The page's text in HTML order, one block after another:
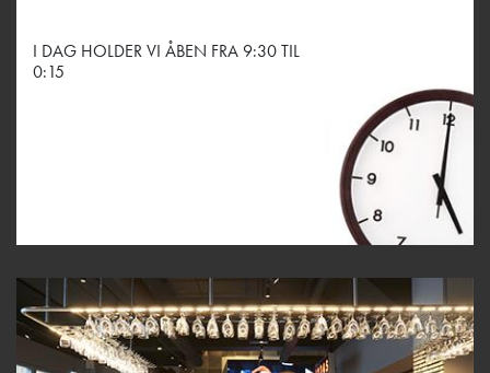
I DAG HOLDER VI ÅBEN FRA 9:30 TIL
0:15